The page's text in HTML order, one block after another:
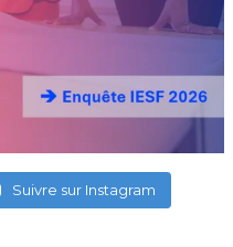
Suivre sur Instagram